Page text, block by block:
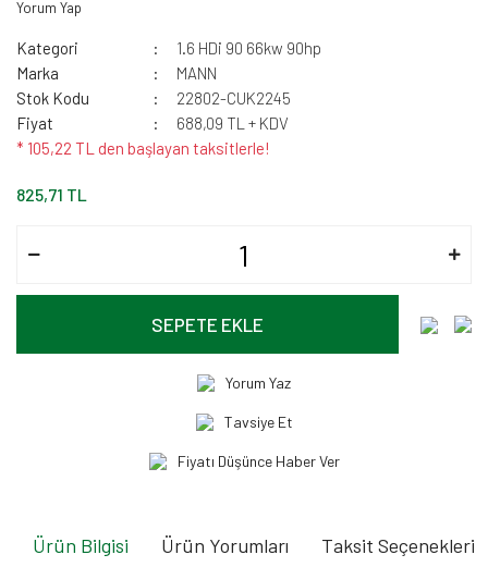
Yorum Yap
Kategori
1.6 HDi 90 66kw 90hp
Marka
MANN
Stok Kodu
22802-CUK2245
Fiyat
688,09 TL + KDV
* 105,22 TL den başlayan taksitlerle!
825,71 TL
SEPETE EKLE
Yorum Yaz
Tavsiye Et
Fiyatı Düşünce Haber Ver
Ürün Bilgisi Ürün Yorumları Taksit Seçenekleri